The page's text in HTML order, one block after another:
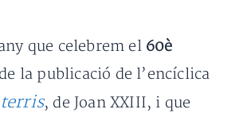
que celebrem el60è
de la publicació de l’encíclica
, de Joan XXIII, i que